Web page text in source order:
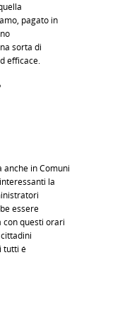
pagato in
sorta di
efficace.
anche in Comuni
la
essere
con questi orari
tutti é